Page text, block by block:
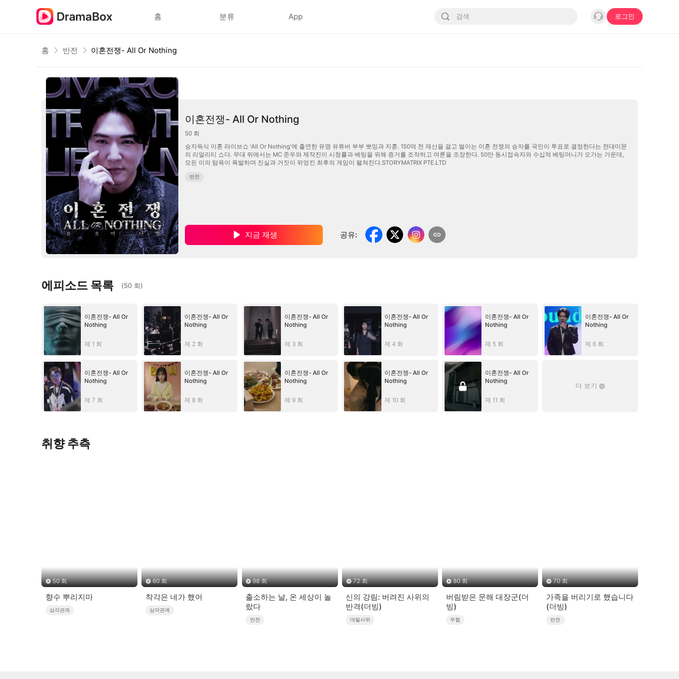
홈 분류 App 로그인
홈 반전 이혼전쟁- All Or Nothing
이혼전쟁- All Or Nothing
50 회
승자독식 이혼 라이브쇼 'All Or Nothing'에 출연한 유명 유튜버 부부 뽀밍과 지훈. 150억 전 재산을 걸고 벌이는 이혼 전쟁의 승자를 국민이 투표로 결정한다는 전대미문
의 리얼리티 쇼다. 무대 뒤에서는 MC 준우와 제작진이 시청률과 베팅을 위해 증거를 조작하고 여론을 조장한다. 50만 동시접속자와 수십억 베팅머니가 오가는 가운데,
모든 이의 탐욕이 폭발하며 진실과 거짓이 뒤엉킨 최후의 게임이 펼쳐진다.STORYMATRIX PTE.LTD
반전
지금 재생 공유:
에피소드 목록 (50 회)
이혼전쟁- All Or
Nothing
제 1 회
이혼전쟁- All Or
Nothing
제 2 회
이혼전쟁- All Or
Nothing
제 3 회
이혼전쟁- All Or
Nothing
제 4 회
이혼전쟁- All Or
Nothing
제 5 회
이혼전쟁- All Or
Nothing
제 6 회
이혼전쟁- All Or
Nothing
제 7 회
이혼전쟁- All Or
Nothing
제 8 회
이혼전쟁- All Or
Nothing
제 9 회
이혼전쟁- All Or
Nothing
제 10 회
이혼전쟁- All Or
Nothing
제 11 회
더 보기
취향 추측
50 회
향수 뿌리지마
삼각관계
60 회
착각은 네가 했어
삼각관계
98 회
출소하는 날, 온 세상이 놀
랐다
반전
72 회
신의 강림: 버려진 사위의
반격(더빙)
데릴사위
80 회
버림받은 문해 대장군(더
빙)
무협
70 회
가족을 버리기로 했습니다
(더빙)
반전